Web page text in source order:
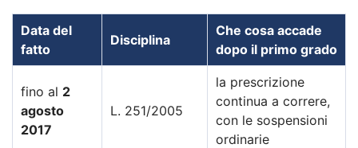
Data del
fatto
Disciplina
Che cosa accade
dopo il primo grado
fino al 2
agosto
2017
L. 251/2005
la prescrizione
continua a correre,
con le sospensioni
ordinarie